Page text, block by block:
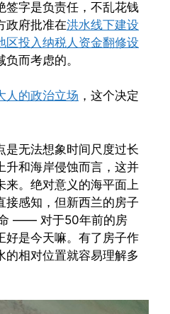
签字是负责任，不乱花钱
政府批准在洪水线下建设
区投入纳税人资金翻修设
而考虑的。
人的政治立场 ，这个决定
是无法想象时间尺度过长
升和海岸侵蚀而言，这并
来。绝对意义的海平面上
接感知，但新西兰的房子
—— 对于50年前的房
好是今天嘛。有了房子作
的相对位置就容易理解多